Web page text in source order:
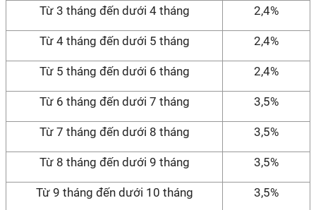
Từ 3 tháng đến dưới 4 tháng 2,4%
Từ 4 tháng đến dưới 5 tháng 2,4%
Từ 5 tháng đến dưới 6 tháng 2,4%
Từ 6 tháng đến dưới 7 tháng 3,5%
Từ 7 tháng đến dưới 8 tháng 3,5%
Từ 8 tháng đến dưới 9 tháng 3,5%
Từ 9 tháng đến dưới 10 tháng 3,5%